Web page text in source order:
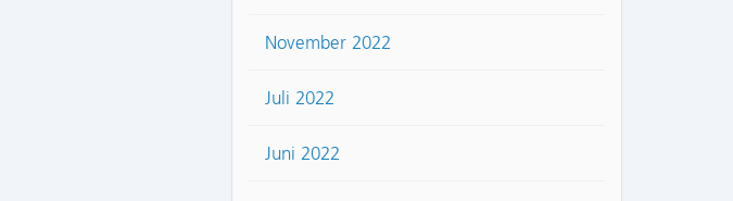
November 2022
Juli 2022
Juni 2022